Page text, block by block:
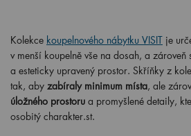
Kolekce koupelnového nábytku VISIT je
v menší koupelně vše na dosah, a
a esteticky upravený prostor. Skříňky z
tak, aby zabíraly minimum místa, ale
úložného prostoru a promyšlené detaily,
osobitý charakter.st.